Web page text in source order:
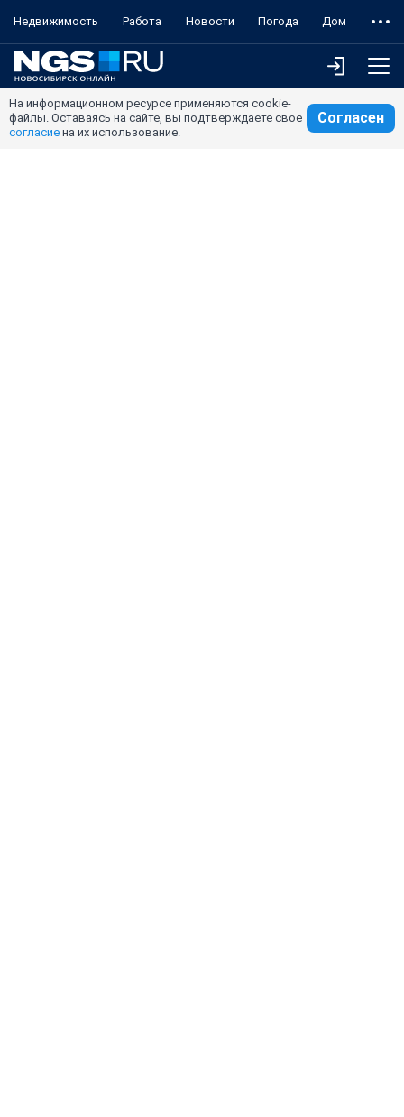
Недвижимость Работа Новости Погода Дом
На информационном ресурсе применяются cookie-
файлы. Оставаясь на сайте, вы подтверждаете свое
согласие на их использование.
Согласен